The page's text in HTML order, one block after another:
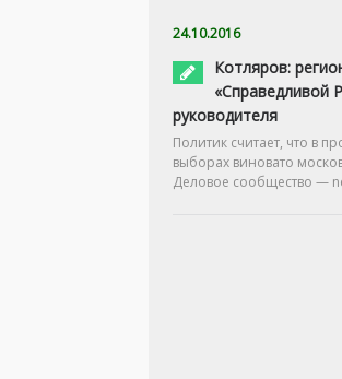
24.10.2016
Котляров:
«Справедливой
руководителя
Политик считает, что в
выборах виновато
Деловое сообщество —